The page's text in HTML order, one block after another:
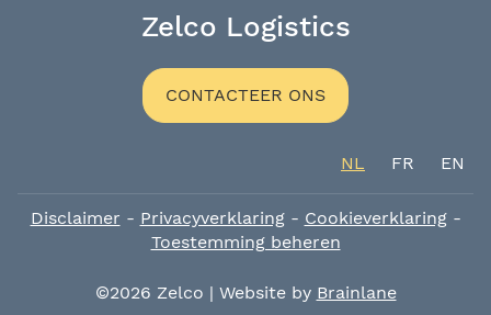
Zelco Logistics
CONTACTEER ONS
NL FR EN
Disclaimer - Privacyverklaring - Cookieverklaring -
Toestemming beheren
©2026 Zelco | Website by Brainlane